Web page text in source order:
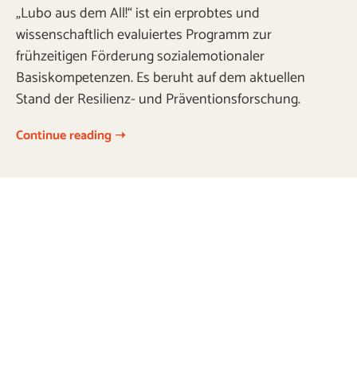
„Lubo aus dem All!“ ist ein erprobtes und
wissenschaftlich evaluiertes Programm zur
frühzeitigen Förderung sozialemotionaler
Basiskompetenzen. Es beruht auf dem aktuellen
Stand der Resilienz- und Präventionsforschung.
Continue reading ➝